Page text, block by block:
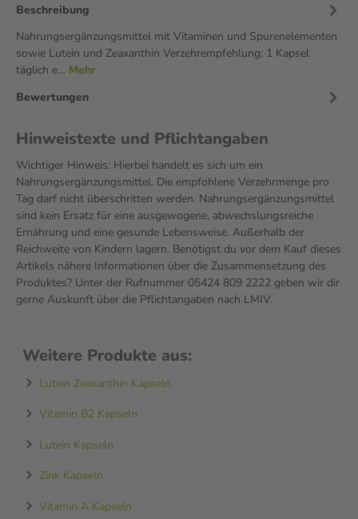
Beschreibung
Nahrungsergänzungsmittel mit Vitaminen und Spurenelementen
sowie Lutein und Zeaxanthin Verzehrempfehlung: 1 Kapsel
täglich e… Mehr
Bewertungen
Hinweistexte und Pflichtangaben
Wichtiger Hinweis: Hierbei handelt es sich um ein
Nahrungsergänzungsmittel. Die empfohlene Verzehrmenge pro
Tag darf nicht überschritten werden. Nahrungsergänzungsmittel
sind kein Ersatz für eine ausgewogene, abwechslungsreiche
Ernährung und eine gesunde Lebensweise. Außerhalb der
Reichweite von Kindern lagern. Benötigst du vor dem Kauf dieses
Artikels nähere Informationen über die Zusammensetzung des
Produktes? Unter der Rufnummer 05424 809 2222 geben wir dir
gerne Auskunft über die Pflichtangaben nach LMIV.
Weitere Produkte aus:
Lutein Zeaxanthin Kapseln
Vitamin B2 Kapseln
Lutein Kapseln
Zink Kapseln
Vitamin A Kapseln